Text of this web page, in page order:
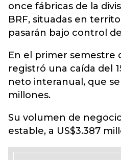
once fábricas de la
BRF, situadas en
pasarán bajo control
En el primer semestre
registró una caída del
neto interanual, que se
millones.
Su volumen de
estable, a US$3.387